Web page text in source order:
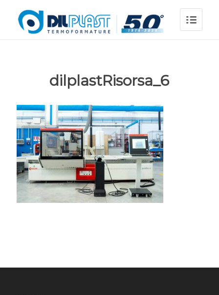
dilplastRisorsa_6